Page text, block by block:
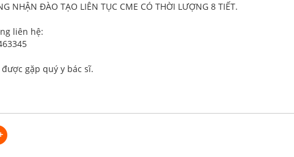
NHẬN ĐÀO TẠO LIÊN TỤC CME CÓ THỜI LƯỢNG 8 TIẾT.
liên hệ:
gặp quý y bác sĩ.